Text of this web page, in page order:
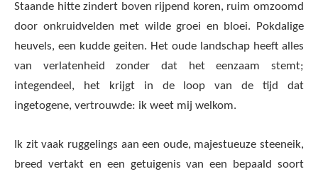
Staande hitte zindert boven rijpend koren, ruim omzoomd
door onkruidvelden met wilde groei en bloei. Pokdalige
heuvels, een kudde geiten. Het oude landschap heeft alles
van verlatenheid zonder dat het eenzaam stemt;
integendeel, het krijgt in de loop van de tijd dat
ingetogene, vertrouwde: ik weet mij welkom.
Ik zit vaak ruggelings aan een oude, majestueuze steeneik,
breed vertakt en een getuigenis van een bepaald soort